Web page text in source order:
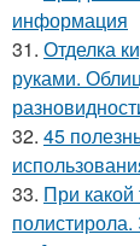
информация
31. Отделка
руками.
32. 45
33. При какой